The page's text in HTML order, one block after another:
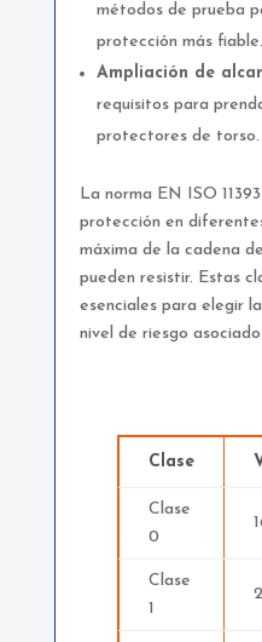
métodos de prueba
protección más fiable.
Ampliación de
requisitos para
protectores de torso.
La norma EN ISO
protección en
máxima de la cadena
pueden resistir. Estas
esenciales para elegir
nivel de riesgo
Clase
Clase
0
Clase
1